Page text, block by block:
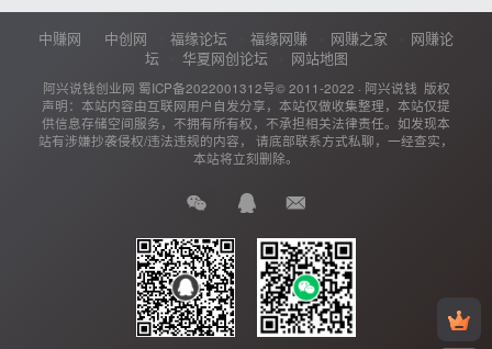
中赚网 中创网 福缘论坛 福缘网赚 网赚之家
网赚论
坛
华夏网创论坛 网站地图
阿兴说钱创业网 蜀ICP备2022001312号© 2011-2022 · 阿兴说钱 版权
声明：本站内容由互联网用户自发分享，本站仅做收集整理，本站仅提
供信息存储空间服务，不拥有所有权，不承担相关法律责任。如发现本
站有涉嫌抄袭侵权/违法违规的内容， 请底部联系方式私聊，一经查实，
本站将立刻删除。